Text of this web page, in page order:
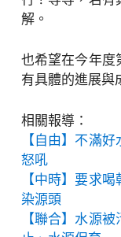
解。
也希望在今年度
有具體的進展與
相關報導：
【自由】不滿
怒吼
【中時】要求
染源頭
【聯合】水源